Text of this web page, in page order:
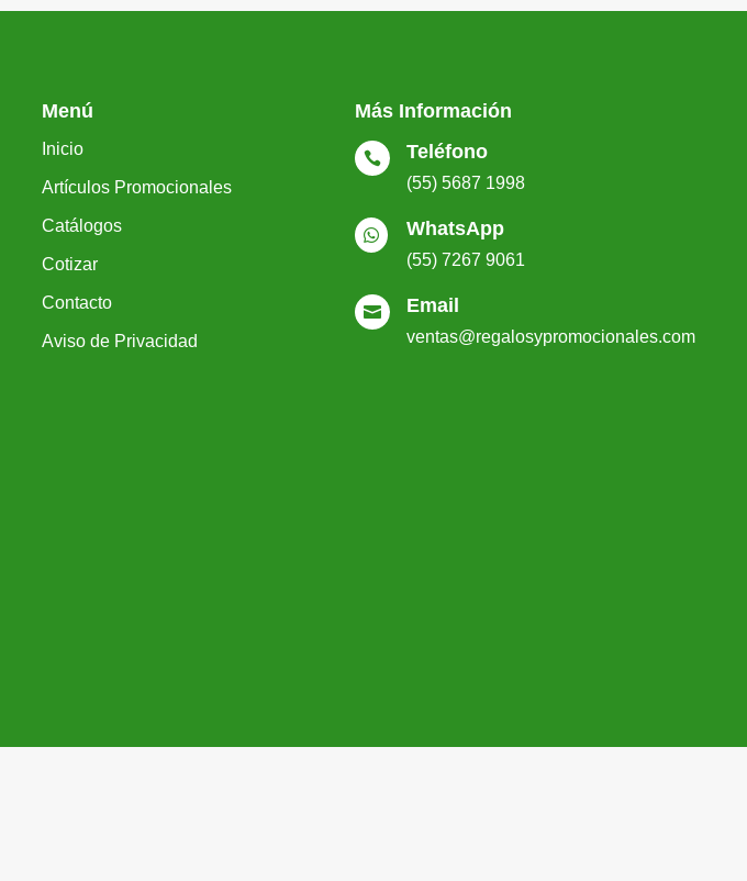
Menú
Inicio
Artículos Promocionales
Catálogos
Cotizar
Contacto
Aviso de Privacidad
Más Información
 Teléfono
(55) 5687 1998
 WhatsApp
(55) 7267 9061
 Email
ventas@regalosypromocionales.com